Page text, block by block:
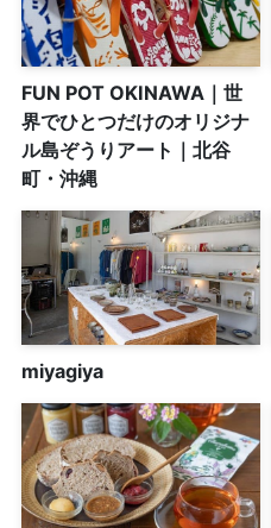
FUN POT OKINAWA｜世
界でひとつだけのオリジナ
ル島ぞうりアート｜北谷
町・沖縄
miyagiya